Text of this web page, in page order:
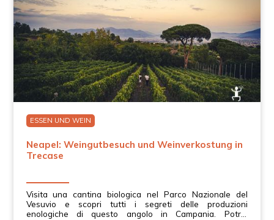
ESSEN UND WEIN
Neapel: Weingutbesuch und Weinverkostung in
Trecase
Visita una cantina biologica nel Parco Nazionale del
Vesuvio e scopri tutti i segreti delle produzioni
enologiche di questo angolo in Campania. Potrai